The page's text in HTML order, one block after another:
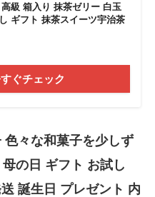
級 箱入り 抹茶ゼリー 白玉
ギフト 抹茶スイーツ宇治茶
ぐチェック
々な和菓子を少しず
の日 ギフト お試し
誕生日 プレゼント 内